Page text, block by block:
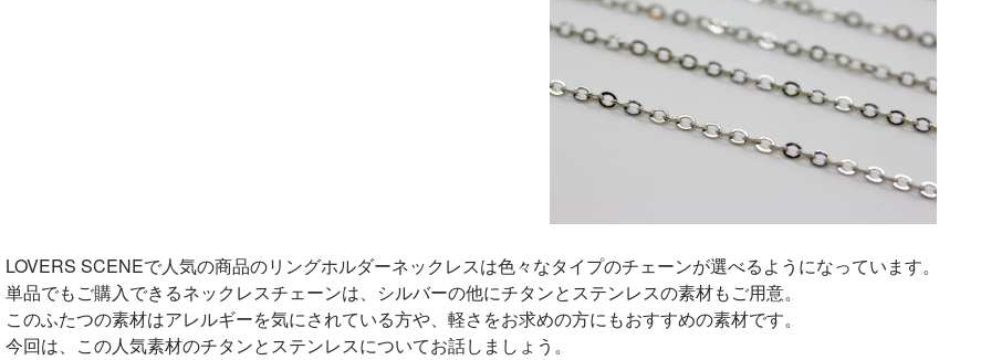
LOVERS SCENEで人気の商品のリングホルダーネックレスは色々なタイプのチェーンが選べるようになっています。
単品でもご購入できるネックレスチェーンは、シルバーの他にチタンとステンレスの素材もご用意。
このふたつの素材はアレルギーを気にされている方や、軽さをお求めの方にもおすすめの素材です。
今回は、この人気素材のチタンとステンレスについてお話しましょう。